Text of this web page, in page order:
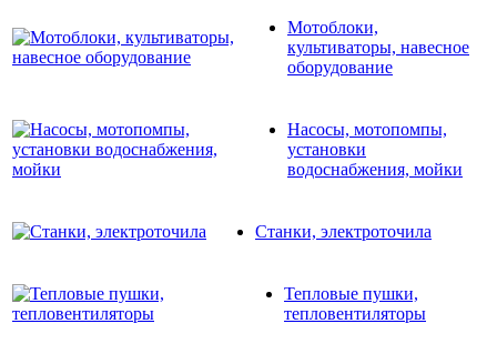
Мотоблоки,
культиваторы, навесное
оборудование
Насосы, мотопомпы,
установки
водоснабжения, мойки
Станки, электроточила
Тепловые пушки,
тепловентиляторы